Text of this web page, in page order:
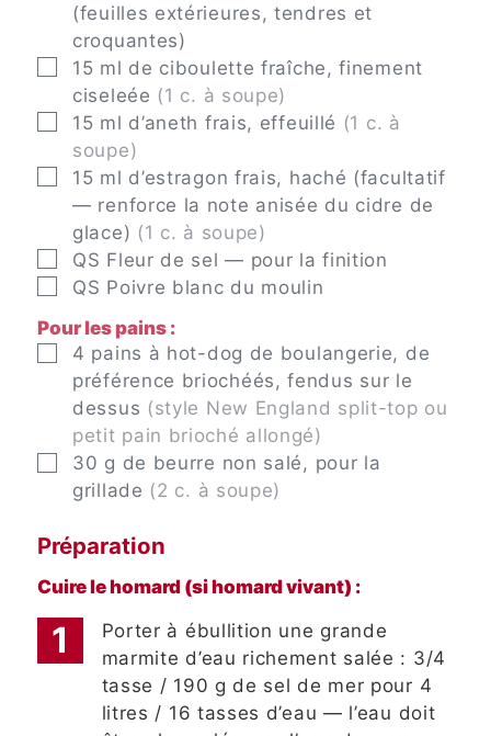
(feuilles extérieures, tendres et
croquantes)
▢
15 ml de ciboulette fraîche, finement
ciseleée (1 c. à soupe)
▢
15 ml d’aneth frais, effeuillé (1 c. à
soupe)
▢
15 ml d’estragon frais, haché (facultatif
— renforce la note anisée du cidre de
glace) (1 c. à soupe)
▢
QS Fleur de sel — pour la finition
▢
QS Poivre blanc du moulin
Pour les pains :
▢
4 pains à hot-dog de boulangerie, de
préférence briochéés, fendus sur le
dessus (style New England split-top ou
petit pain brioché allongé)
▢
30 g de beurre non salé, pour la
grillade (2 c. à soupe)
Préparation
Cuire le homard (si homard vivant) :
Porter à ébullition une grande
marmite d’eau richement salée : 3/4
tasse / 190 g de sel de mer pour 4
litres / 16 tasses d’eau — l’eau doit